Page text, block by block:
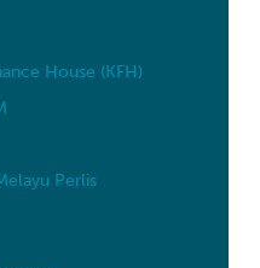
House (KFH)
Perlis